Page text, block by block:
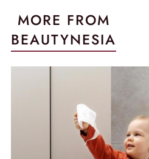
MORE FROM
BEAUTYNESIA